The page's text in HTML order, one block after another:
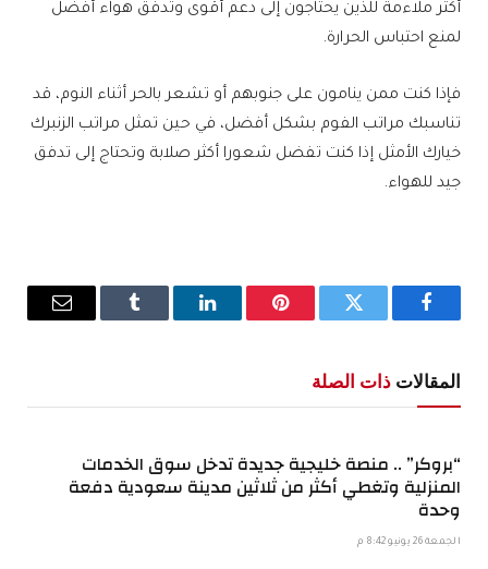
أكثر ملاءمة للذين يحتاجون إلى دعم أقوى وتدفق هواء أفضل
لمنع احتباس الحرارة.
فإذا كنت ممن ينامون على جنوبهم أو تشعر بالحر أثناء النوم، قد
تناسبك مراتب الفوم بشكل أفضل، في حين تمثل مراتب الزنبرك
خيارك الأمثل إذا كنت تفضل شعورا أكثر صلابة وتحتاج إلى تدفق
جيد للهواء.
فيسبوك تويتر بينتيريستلينكدإن Tumblr
البريد
المقالات ذات الصلة
“بروكر” .. منصة خليجية جديدة تدخل سوق الخدمات
المنزلية وتغطي أكثر من ثلاثين مدينة سعودية دفعة
وحدة
الجمعة 26 يونيو 8:42 م